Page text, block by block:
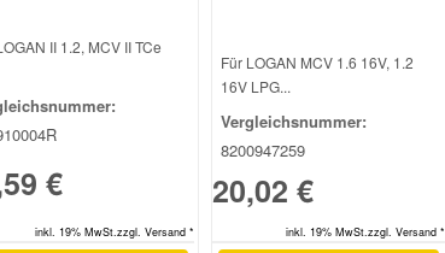
II 1.2, MCV II TCe
€
inkl. 19% MwSt.zzgl. Versand *
Für LOGAN MCV 1.6 16V, 1.2
16V LPG...
Vergleichsnummer:
8200947259
20,02 €
inkl. 19% MwSt.zzgl. Versand *